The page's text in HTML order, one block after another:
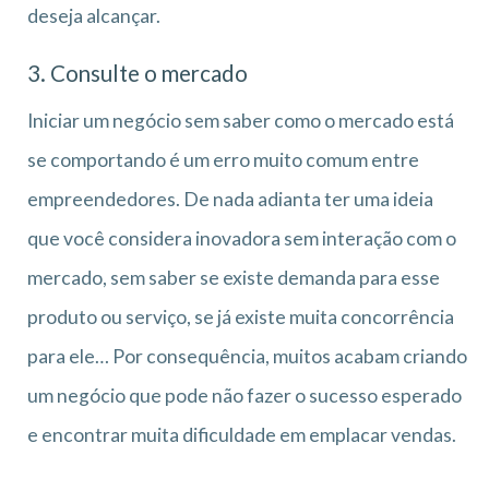
deseja alcançar.
3. Consulte o mercado
Iniciar um negócio sem saber como o mercado está
se comportando é um erro muito comum entre
empreendedores. De nada adianta ter uma ideia
que você considera inovadora sem interação com o
mercado, sem saber se existe demanda para esse
produto ou serviço, se já existe muita concorrência
para ele… Por consequência, muitos acabam criando
um negócio que pode não fazer o sucesso esperado
e encontrar muita dificuldade em emplacar vendas.